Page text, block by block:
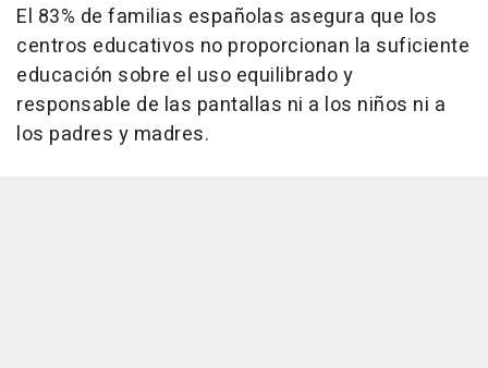
El 83% de familias españolas asegura que los
centros educativos no proporcionan la suficiente
educación sobre el uso equilibrado y
responsable de las pantallas ni a los niños ni a
los padres y madres.